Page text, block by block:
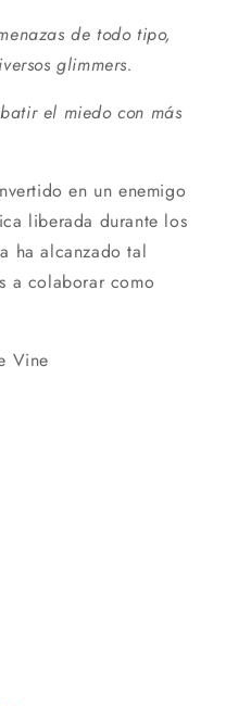
de todo tipo,
glimmers.
el miedo con más
en un enemigo
liberada durante los
ha alcanzado tal
a colaborar como
Vine